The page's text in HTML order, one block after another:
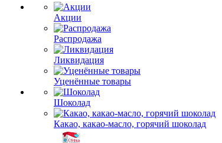
Акции
Распродажа
Ликвидация
Уценённые товары
Шоколад
Какао, какао-масло, горячий шоколад